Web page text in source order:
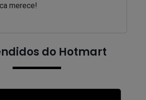
merece!
do Hotmart